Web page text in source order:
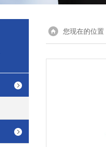
您现在的位置